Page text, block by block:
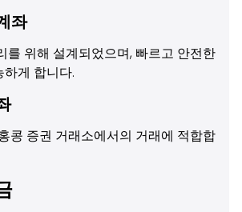
좌
를 위해 설계되었으며, 빠르고 안전한
게 합니다.
콩 증권 거래소에서의 거래에 적합합